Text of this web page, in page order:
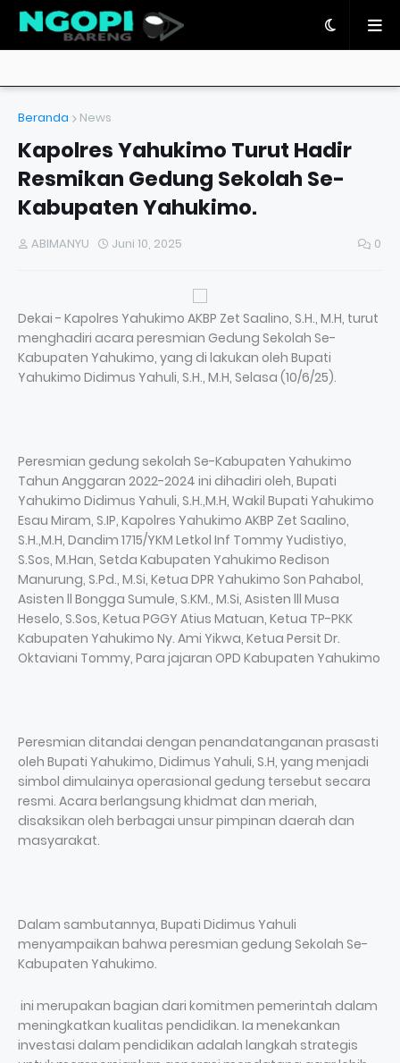
Beranda News
Kapolres Yahukimo Turut Hadir
Resmikan Gedung Sekolah Se-
Kabupaten Yahukimo.
ABIMANYU Juni 10, 2025 0
Dekai - Kapolres Yahukimo AKBP Zet Saalino, S.H., M.H, turut
menghadiri acara peresmian Gedung Sekolah Se-
Kabupaten Yahukimo, yang di lakukan oleh Bupati
Yahukimo Didimus Yahuli, S.H., M.H, Selasa (10/6/25).
Peresmian gedung sekolah Se-Kabupaten Yahukimo
Tahun Anggaran 2022-2024 ini dihadiri oleh, Bupati
Yahukimo Didimus Yahuli, S.H.,M.H, Wakil Bupati Yahukimo
Esau Miram, S.IP, Kapolres Yahukimo AKBP Zet Saalino,
S.H.,M.H, Dandim 1715/YKM Letkol Inf Tommy Yudistiyo,
S.Sos, M.Han, Setda Kabupaten Yahukimo Redison
Manurung, S.Pd., M.Si, Ketua DPR Yahukimo Son Pahabol,
Asisten ll Bongga Sumule, S.KM., M.Si, Asisten lll Musa
Heselo, S.Sos, Ketua PGGY Atius Matuan, Ketua TP-PKK
Kabupaten Yahukimo Ny. Ami Yikwa, Ketua Persit Dr.
Oktaviani Tommy, Para jajaran OPD Kabupaten Yahukimo
Peresmian ditandai dengan penandatanganan prasasti
oleh Bupati Yahukimo, Didimus Yahuli, S.H, yang menjadi
simbol dimulainya operasional gedung tersebut secara
resmi. Acara berlangsung khidmat dan meriah,
disaksikan oleh berbagai unsur pimpinan daerah dan
masyarakat.
Dalam sambutannya, Bupati Didimus Yahuli
menyampaikan bahwa peresmian gedung Sekolah Se-
Kabupaten Yahukimo.
ini merupakan bagian dari komitmen pemerintah dalam
meningkatkan kualitas pendidikan. Ia menekankan
investasi dalam pendidikan adalah langkah strategis